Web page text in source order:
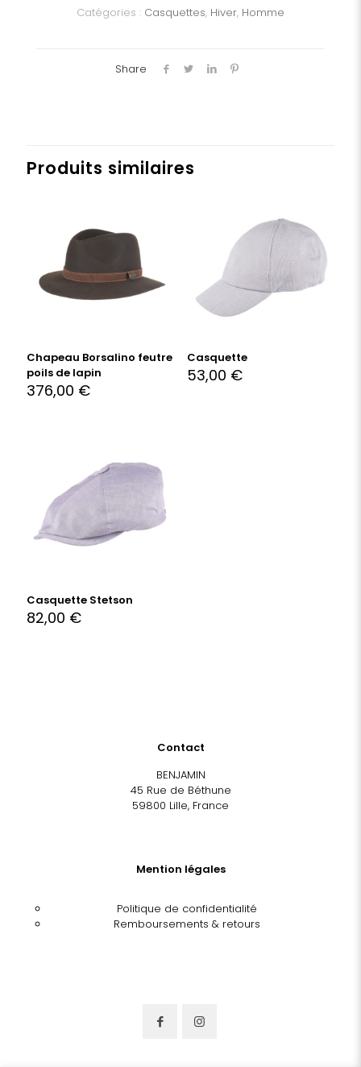
Catégories : Casquettes, Hiver, Homme
Share
Produits similaires
Chapeau Borsalino feutre
poils de lapin
376,00 €
Casquette
53,00 €
Casquette Stetson
82,00 €
Contact
BENJAMIN
45 Rue de Béthune
59800 Lille, France
Mention légales
Politique de confidentialité
Remboursements & retours